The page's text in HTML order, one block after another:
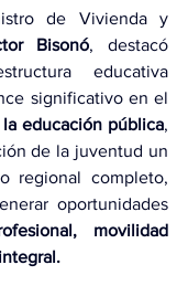
de Vivienda y
Bisonó, destacó
educativa
educación pública,
de la juventud un
regional completo,
oportunidades
movilidad